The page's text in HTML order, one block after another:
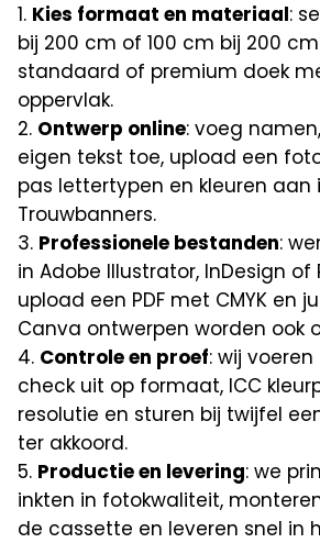
Kies formaat en materiaal:
bij 200 cm of 100 cm bij 200
standaard of premium doek
oppervlak.
Ontwerp online: voeg
eigen tekst toe, upload een
pas lettertypen en kleuren aan
Trouwbanners.
Professionele bestanden:
in Adobe Illustrator, InDesign of
upload een PDF met CMYK en
Canva ontwerpen worden ook
Controle en proef: wij
check uit op formaat, ICC
resolutie en sturen bij twijfel
ter akkoord.
Productie en levering: we
inkten in fotokwaliteit,
de cassette en leveren snel in